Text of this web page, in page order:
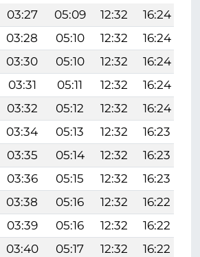
03:27 05:09 12:32 16:24
03:28 05:10 12:32 16:24
03:30 05:10 12:32 16:24
03:31 05:11 12:32 16:24
03:32 05:12 12:32 16:24
03:34 05:13 12:32 16:23
03:35 05:14 12:32 16:23
03:36 05:15 12:32 16:23
03:38 05:16 12:32 16:22
03:39 05:16 12:32 16:22
03:40 05:17 12:32 16:22